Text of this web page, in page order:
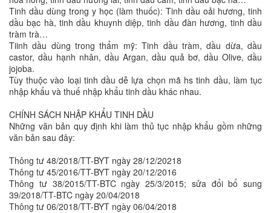
Tinh dầu dùng trong y học (làm thuốc): Tinh dầu oải hương, tinh
dầu bạc hà, tinh dầu khuynh diệp, tinh dầu đàn hương, tinh dầu
tràm trà…
Tiinh dầu dùng trong thẩm mỹ: Tinh dầu tràm, dầu dừa, dầu
castor, dầu hạnh nhân, dầu Argan, dầu quả bơ, dầu Olive, dầu
jojoba.
Tùy thuộc vào loại tinh dầu dễ lựa chọn mã hs tinh dầu, làm tục
nhập khẩu và thuế nhập khẩu tinh dầu khác nhau.
CHÍNH SÁCH NHẬP KHẨU TINH DẦU
Những văn bản quy định khi làm thủ tục nhập khẩu gồm những
văn bản sau đây:
Thông tư 48/2018/TT-BYT ngày 28/12/20218
Thông tư 45/2016/TT-BYT ngày 20/12/2016
Thông tư 38/2015/TT-BTC ngày 25/3/2015; sửa đổi bổ sung
39/2018/TT-BTC ngày 20/04/2018
Thông tư 06/2018/TT-BYT ngày 06/04/2018